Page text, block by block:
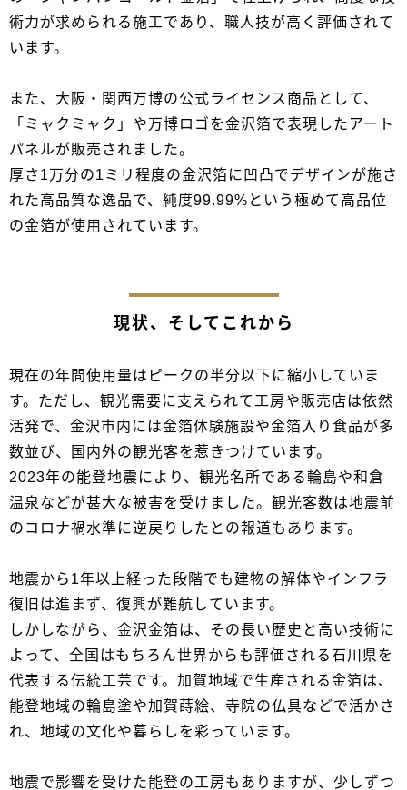
術力が求められる施工であり、職人技が高く評価されて
います。
また、大阪・関西万博の公式ライセンス商品として、
「ミャクミャク」や万博ロゴを金沢箔で表現したアート
パネルが販売されました。
厚さ1万分の1ミリ程度の金沢箔に凹凸でデザインが施さ
れた高品質な逸品で、純度99.99%という極めて高品位
の金箔が使用されています。
現状、そしてこれから
現在の年間使用量はピークの半分以下に縮小していま
す。ただし、観光需要に支えられて工房や販売店は依然
活発で、金沢市内には金箔体験施設や金箔入り食品が多
数並び、国内外の観光客を惹きつけています。
2023年の能登地震により、観光名所である輪島や和倉
温泉などが甚大な被害を受けました。観光客数は地震前
のコロナ禍水準に逆戻りしたとの報道もあります。
地震から1年以上経った段階でも建物の解体やインフラ
復旧は進まず、復興が難航しています。
しかしながら、金沢金箔は、その長い歴史と高い技術に
よって、全国はもちろん世界からも評価される石川県を
代表する伝統工芸です。加賀地域で生産される金箔は、
能登地域の輪島塗や加賀蒔絵、寺院の仏具などで活かさ
れ、地域の文化や暮らしを彩っています。
地震で影響を受けた能登の工房もありますが、少しずつ